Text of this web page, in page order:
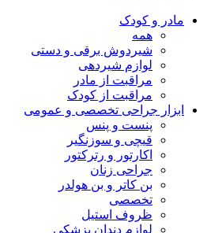
مادر و کودک
همه
شیردوش برقی و دستی
لوازم شیردهی
مراقبت از مادر
مراقبت از کودک
ابزار جراحی تخصصی و عمومی
پنست و پنس
قیچی و سوزنگیر
اکارتور و رترکتور
جراحی زنان
بن کاتر و بن هولدر
تخصصی
ظروف استیل
لوازم دندان پزشکی